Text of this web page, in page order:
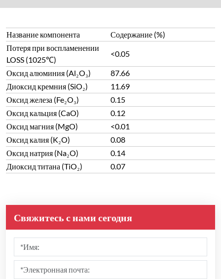
Название компонента
Содержание (%)
Потеря при воспламенении
LOSS (1025℃)
<0.05
Оксид алюминия (Al₂O₃)
87.66
Диоксид кремния (SiO₂)
11.69
Оксид железа (Fe₂O₃)
0.15
Оксид кальция (CaO)
0.12
Оксид магния (MgO)
<0.01
Оксид калия (K₂O)
0.08
Оксид натрия (Na₂O)
0.14
Диоксид титана (TiO₂)
0.07
Свяжитесь с нами сегодня